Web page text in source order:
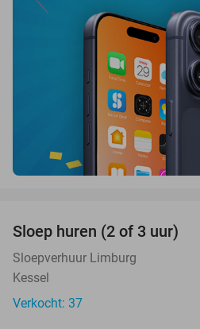
Sloep huren (2 of 3 uur)
Sloepverhuur Limburg
Kessel
Verkocht: 37